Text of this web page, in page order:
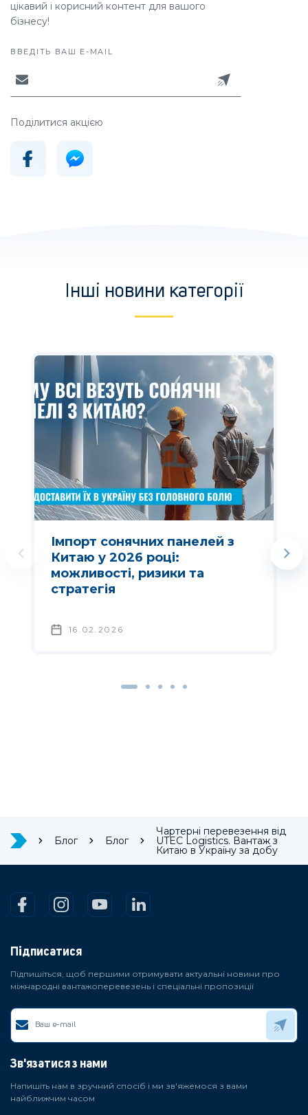
цікавий і корисний контент для вашого
бізнесу!
ВВЕДІТЬ ВАШ E-MAIL
Поділитися акцією
Інші новини категорії
Імпорт сонячних панелей з
Китаю у 2026 році:
можливості, ризики та
стратегія
16.02.2026
Блог Блог
Чартерні перевезення від
UTEC Logistics. Вантаж з
Китаю в Україну за добу
Підписатися
Підпишіться, щоб першими отримувати актуальні новини про
міжнародні вантажоперевезень і спеціальні пропозиції
Зв'язатися з нами
Напишіть нам в зручний спосіб і ми зв'яжемося з вами
найближчим часом